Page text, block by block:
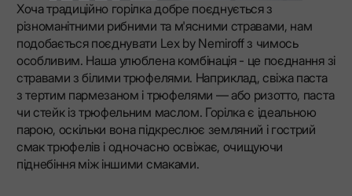
Хоча традиційно горілка добре поєднується з
різноманітними рибними та м'ясними стравами, нам
подобається поєднувати Lex by Nemiroff з чимось
особливим. Наша улюблена комбінація - це поєднання зі
стравами з білими трюфелями. Наприклад, свіжа паста
з тертим пармезаном і трюфелями — або ризотто, паста
чи стейк із трюфельним маслом. Горілка є ідеальною
парою, оскільки вона підкреслює земляний і гострий
смак трюфелів і одночасно освіжає, очищуючи
піднебіння між іншими смаками.